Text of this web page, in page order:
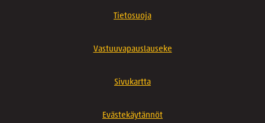
Tietosuoja
Vastuuvapauslauseke
Sivukartta
Evästekäytännöt